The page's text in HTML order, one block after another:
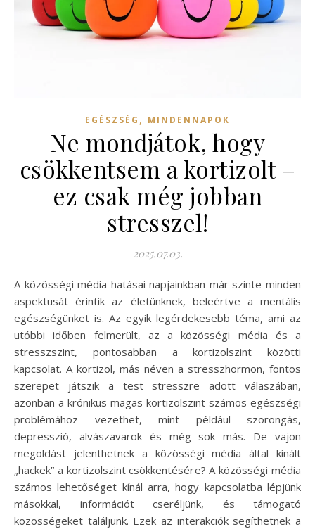
EGÉSZSÉG , MINDENNAPOK
Ne mondjátok, hogy
csökkentsem a kortizolt –
ez csak még jobban
stresszel!
2025.07.03.
A közösségi média hatásai napjainkban már szinte minden
aspektusát érintik az életünknek, beleértve a mentális
egészségünket is. Az egyik legérdekesebb téma, ami az
utóbbi időben felmerült, az a közösségi média és a
stresszszint, pontosabban a kortizolszint közötti
kapcsolat. A kortizol, más néven a stresszhormon, fontos
szerepet játszik a test stresszre adott válaszában,
azonban a krónikus magas kortizolszint számos egészségi
problémához vezethet, mint például szorongás,
depresszió, alvászavarok és még sok más. De vajon
megoldást jelenthetnek a közösségi média által kínált
„hackek” a kortizolszint csökkentésére? A közösségi média
számos lehetőséget kínál arra, hogy kapcsolatba lépjünk
másokkal, információt cseréljünk, és támogató
közösségeket találjunk. Ezek az interakciók segíthetnek a